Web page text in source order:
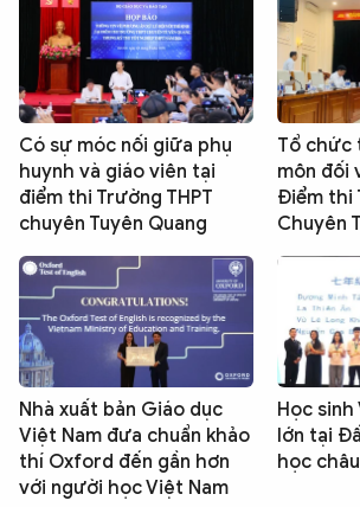
Có sự móc nối giữa phụ
huynh và giáo viên tại
điểm thi Trường THPT
chuyên Tuyên Quang
Tổ chức
môn đối
Điểm thi
Chuyên
Nhà xuất bản Giáo dục
Việt Nam đưa chuẩn khảo
thí Oxford đến gần hơn
với người học Việt Nam
Học
lớn tại
học